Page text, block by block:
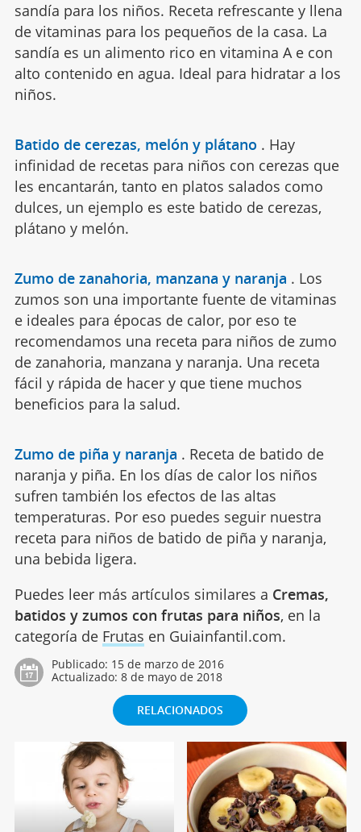
sandía para los niños. Receta refrescante y llena
de vitaminas para los pequeños de la casa. La
sandía es un alimento rico en vitamina A e con
alto contenido en agua. Ideal para hidratar a los
niños.
Batido de cerezas, melón y plátano . Hay
infinidad de recetas para niños con cerezas que
les encantarán, tanto en platos salados como
dulces, un ejemplo es este batido de cerezas,
plátano y melón.
Zumo de zanahoria, manzana y naranja . Los
zumos son una importante fuente de vitaminas
e ideales para épocas de calor, por eso te
recomendamos una receta para niños de zumo
de zanahoria, manzana y naranja. Una receta
fácil y rápida de hacer y que tiene muchos
beneficios para la salud.
Zumo de piña y naranja . Receta de batido de
naranja y piña. En los días de calor los niños
sufren también los efectos de las altas
temperaturas. Por eso puedes seguir nuestra
receta para niños de batido de piña y naranja,
una bebida ligera.
Puedes leer más artículos similares a Cremas,
batidos y zumos con frutas para niños, en la
categoría de Frutas en Guiainfantil.com.
Publicado: 15 de marzo de 2016
Actualizado: 8 de mayo de 2018
RELACIONADOS